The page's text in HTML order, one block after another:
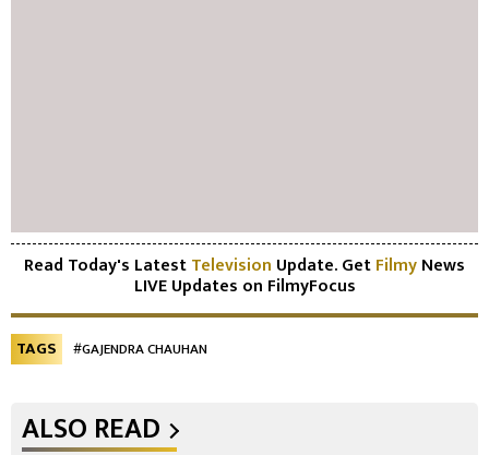
Read Today's LatestTelevision Update. GetFilmyNews
LIVE Updates on FilmyFocus
TAGS #GAJENDRA CHAUHAN
ALSO READ